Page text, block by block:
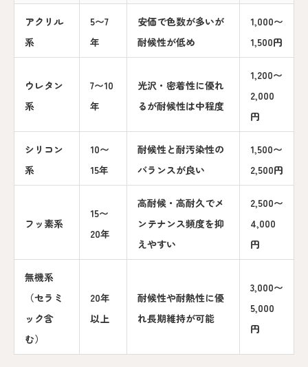
アクリル
系
5〜7
年
安価で色数が多いが
耐候性が低め
1,000〜
1,500円
ウレタン
系
7〜10
年
光沢・密着性に優れ
るが耐候性は中程度
1,200〜
2,000
円
シリコン
系
10〜
15年
耐候性と耐汚染性の
バランスが良い
1,500〜
2,500円
フッ素系
15〜
20年
高耐候・高耐久でメ
ンテナンス頻度を抑
えやすい
2,500〜
4,000
円
無機系
（セラミ
ック含
む）
20年
以上
耐候性や耐熱性に優
れ長期維持が可能
3,000〜
5,000
円